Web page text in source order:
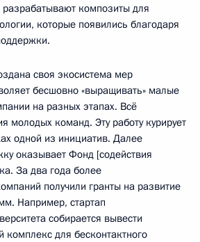
разрабатывают композиты для
которые появились благодаря
своя экосистема мер
бесшовно «выращивать» малые
на разных этапах. Всё
молодых команд. Эту работу курирует
одной из инициатив. Далее
оказывает Фонд [содействия
За два года более
получили гранты на развитие
Например, стартап
собирается вывести
комплекс для бесконтактного